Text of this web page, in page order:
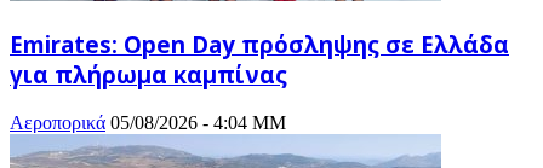
Emirates: Open Day πρόσληψης σε Ελλάδα
για πλήρωμα καμπίνας
Αεροπορικά 05/08/2026 - 4:04 ΜΜ